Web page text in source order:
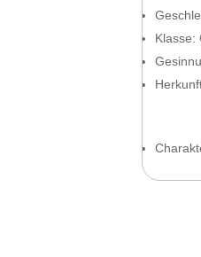
Klasse: